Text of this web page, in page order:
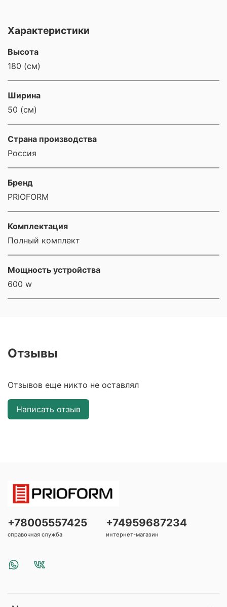
Характеристики
Высота
180 (см)
Ширина
50 (см)
Страна производства
Россия
Бренд
PRIOFORM
Комплектация
Полный комплект
Мощность устройства
600 w
Отзывы
Отзывов еще никто не оставлял
Написать отзыв
+78005557425
справочная служба
+74959687234
интернет-магазин